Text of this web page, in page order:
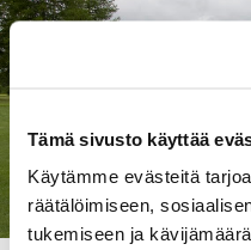
Tämä sivusto käyttää
Käytämme evästeitä
räätälöimiseen,
tukemiseen ja